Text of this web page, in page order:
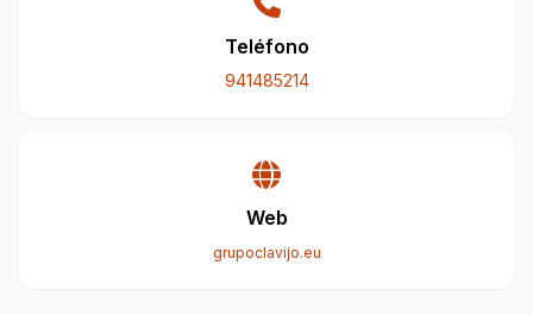
Teléfono
941485214
Web
grupoclavijo.eu